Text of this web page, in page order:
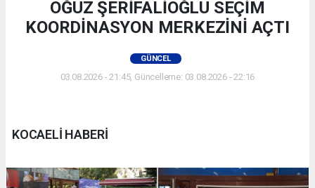
OĞUZ ŞERİFALİOĞLU SEÇİM
KOORDİNASYON MERKEZİNİ AÇTI
GÜNCEL
03.08.2026 - 21:45, Güncelleme: 03.08.2026 - 22:16
KOCAELİ HABERİ